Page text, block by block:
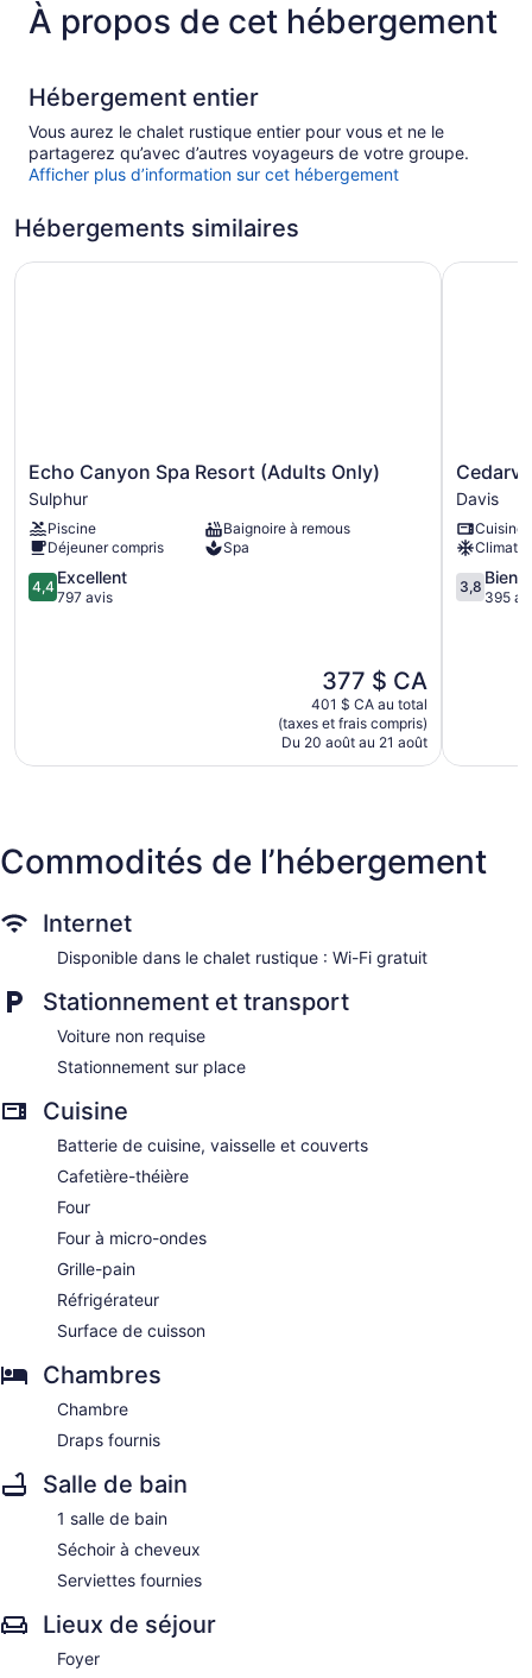
À propos de cet hébergement
Hébergement entier
Vous aurez le chalet rustique entier pour vous et ne le
partagerez qu’avec d’autres voyageurs de votre groupe.
Afficher plus d’information sur cet hébergement
Hébergements similaires
Echo
Canyon
Spa
Resort
(Adults
Only)
Sulphur
Echo Canyon Spa Resort (Adults Only)
Sulphur
Piscine
Baignoire à remous
Déjeuner compris
Spa
4.4
sur
4,4 Excellent
797 avis
Le
prix
est
de
377 $ CA
377 $ CA
401 $ CA au total
(taxes et frais compris)
Du 20 août au 21 août
Echo Canyon Spa Resort (Adults Only)
Cabins
at
Turner
Falls
Davis
Davis
Cuisine
3.8
sur
3,8 Bien
395
Commodités de l’hébergement
Internet
Disponible dans le chalet rustique : Wi-Fi gratuit
Stationnement et transport
Voiture non requise
Stationnement sur place
Cuisine
Batterie de cuisine, vaisselle et couverts
Cafetière-théière
Four
Four à micro-ondes
Grille-pain
Réfrigérateur
Surface de cuisson
Chambres
Chambre
Draps fournis
Salle de bain
1 salle de bain
Séchoir à cheveux
Serviettes fournies
Lieux de séjour
Foyer